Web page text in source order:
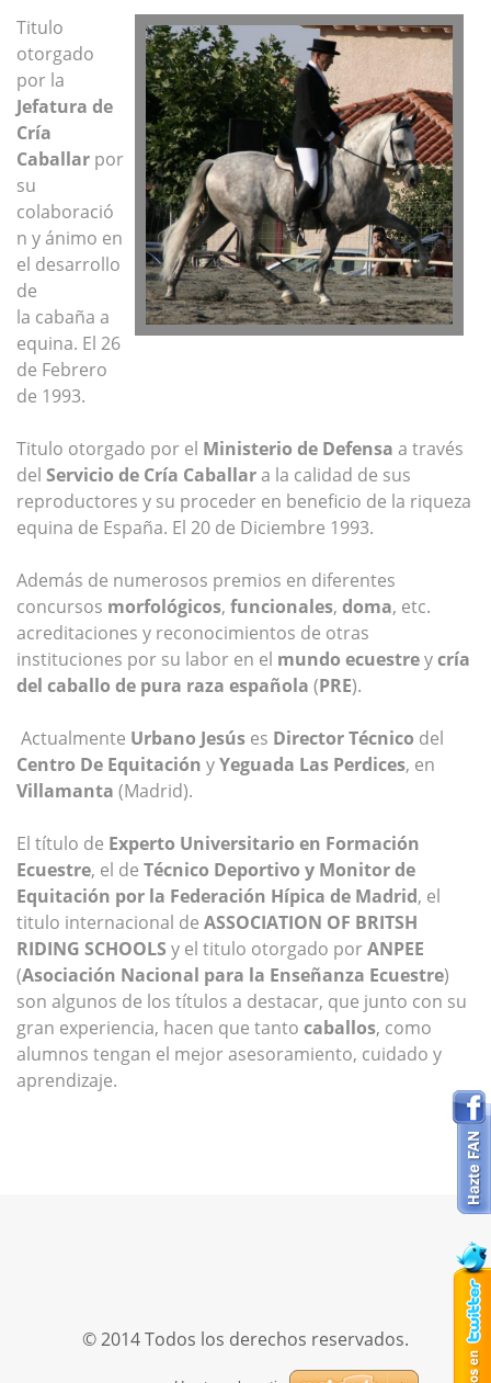
Titulo
otorgado
por la
Jefatura de
Cría
Caballar por
su
colaboració
n y ánimo en
el desarrollo
de
la cabaña a
equina. El 26
de Febrero
de 1993.
Titulo otorgado por el Ministerio de Defensa a través
del Servicio de Cría Caballara la calidad de sus
reproductores y su proceder en beneficio de la riqueza
equina de España. El 20 de Diciembre 1993.
Además de numerosos premios en diferentes
concursos morfológicos, funcionales, doma, etc.
acreditaciones y reconocimientos de otras
instituciones por su labor en el mundo ecuestreycría
del caballo de pura raza española (PRE).
Actualmente Urbano Jesús es Director Técnico del
Centro De Equitación yYeguada Las Perdices, en
Villamanta (Madrid).
El título de Experto Universitario en Formación
Ecuestre, el de Técnico Deportivo y Monitor de
Equitación por la Federación Hípica de Madrid, el
titulo internacional de ASSOCIATION OF BRITSH
RIDING SCHOOLS y el titulo otorgado porANPEE
(Asociación Nacional para la Enseñanza Ecuestre)
son algunos de los títulos a destacar, que junto con su
gran experiencia, hacen que tanto caballos, como
alumnos tengan el mejor asesoramiento, cuidado y
aprendizaje.
© 2014 Todos los derechos reservados.